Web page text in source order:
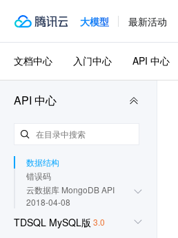
大模型 最新活动
API 中心
API 概览
备份相关接口
数据库审计相关接口
账号相关接口
任务相关接口
日志相关接口
数据结构
错误码
云数据库 MongoDB API
2018-04-08
TDSQL MySQL版 3.0
文档中心 入门中心 API 中心